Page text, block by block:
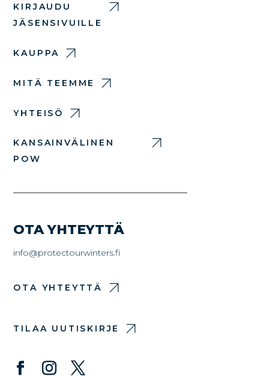
KIRJAUDU
JÄSENSIVUILLE
KAUPPA
MITÄ TEEMME
YHTEISÖ
KANSAINVÄLINEN
POW
OTA YHTEYTTÄ
info@protectourwinters.fi
OTA YHTEYTTÄ
TILAA UUTISKIRJE